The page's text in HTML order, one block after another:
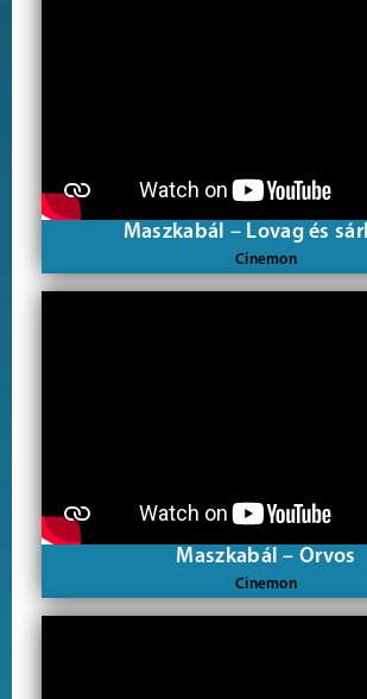
Maszkabál – Lovag és
Cinemon
Maszkabál – Orvos
Cinemon